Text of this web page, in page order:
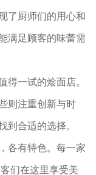
了厨师们的用心和
满足顾客的味蕾需
得一试的烩面店。
则注重创新与时
到合适的选择。
各有特色。每一家
们在这里享受美